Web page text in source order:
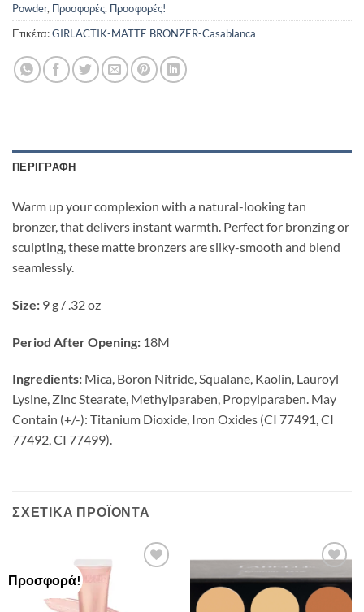
Powder, Προσφορές, Προσφορές!
Ετικέτα:GIRLACTIK-MATTE BRONZER-Casablanca
ΠΕΡΙΓΡΑΦΉ
Warm up your complexion with a natural-looking tan
bronzer, that delivers instant warmth. Perfect for bronzing or
sculpting, these matte bronzers are silky-smooth and blend
seamlessly.
Size: 9 g / .32 oz
Period After Opening: 18M
Ingredients: Mica, Boron Nitride, Squalane, Kaolin, Lauroyl
Lysine, Zinc Stearate, Methylparaben, Propylparaben. May
Contain (+/-): Titanium Dioxide, Iron Oxides (CI 77491, CI
77492, CI 77499).
ΣΧΕΤΙΚΆ ΠΡΟΪΌΝΤΑ
Προσφορά!
Add to
Wishlist